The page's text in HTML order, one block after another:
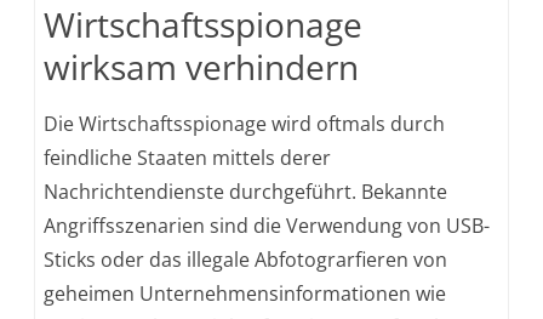
Wirtschaftsspionage
wirksam verhindern
Die Wirtschaftsspionage wird oftmals durch
feindliche Staaten mittels derer
Nachrichtendienste durchgeführt. Bekannte
Angriffsszenarien sind die Verwendung von USB-
Sticks oder das illegale Abfotograrfieren von
geheimen Unternehmensinformationen wie